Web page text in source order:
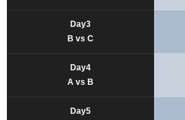
Day3
B vs C
Day4
A vs B
Day5